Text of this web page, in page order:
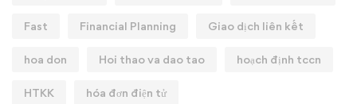
Fast Financial Planning Giao dịch liên kết
hoa don Hoi thao va dao tao hoạch định tccn
HTKK hóa đơn điện tử